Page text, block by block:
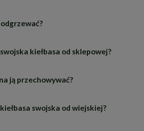
dlatego mięso ma naturalną
wieprzowego, bez dodatku mięsa
przyprawy, cukier i sól.
jest wędzona i gotowa do
jeszcze pełniejszy, dymny
kiełbasa od sklepowej?
składem (100% wieprzowiny,
drewnem oraz autorską
ją przechowywać?
ma krótszy termin niż
swojska od wiejskiej?